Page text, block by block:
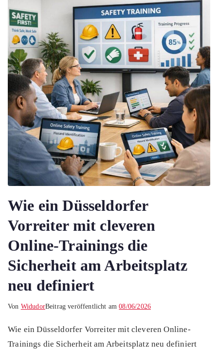
Wie ein Düsseldorfer
Vorreiter mit cleveren
Online-Trainings die
Sicherheit am Arbeitsplatz
neu definiert
Von WidudorBeitrag veröffentlicht am08/06/2026
Wie ein Düsseldorfer Vorreiter mit cleveren Online-
Trainings die Sicherheit am Arbeitsplatz neu definiert